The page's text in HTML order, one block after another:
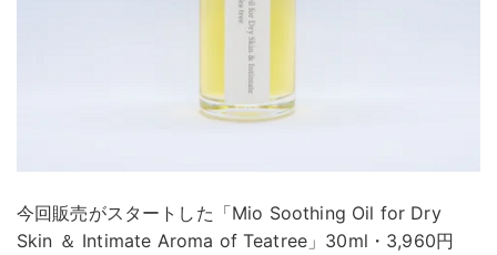
今回販売がスタートした「Mio Soothing Oil for Dry
Skin ＆ Intimate Aroma of Teatree」30ml・3,960円